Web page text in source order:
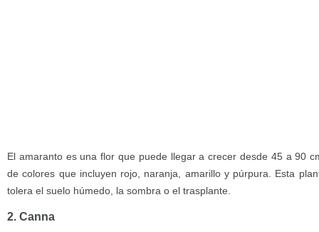
El amaranto es una flor que puede llegar a crecer desde 45 a 90
de colores que incluyen rojo, naranja, amarillo y púrpura. Esta
tolera el suelo húmedo, la sombra o el trasplante.
2. Canna